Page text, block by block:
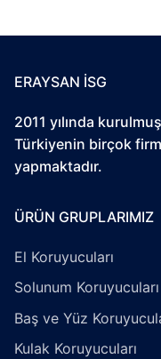
ERAYSAN İSG
2011 yılında
Türkiyenin birçok
yapmaktadır.
ÜRÜN GRUPLARIMIZ
El Koruyucuları
Solunum Koruyucuları
Baş ve Yüz
Kulak Koruyucuları